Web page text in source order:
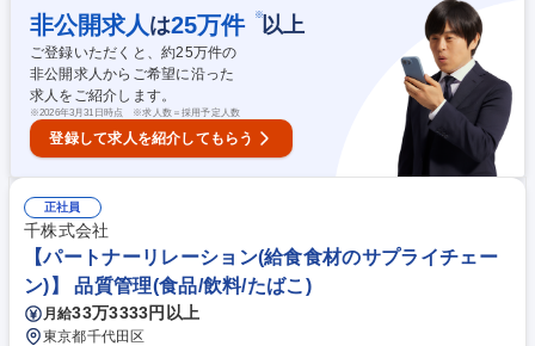
門・OEM先との折衝/弊社品質保証部門と連携 ◆入社後まずは、常温食品
開発の担当として、新商品開発や既存商品のブラッシュアップに向けて、
レシピ開発や配合決定し、各OEM先（日本国内 約5社）との折衝・管理な
どを主導いただきます。 募集職種 【美酢/常温食品開発課】ソース/常温食
品の開発担当(課長候補採用)
非公開求人 は25万件 ※以上
ご登録いただくと、約25万件の
非公開求人からご希望に沿った
求人をご紹介します。
※2026年3月31日時点 ※求人数＝採用予定人数
登録して求人を紹介してもらう
正社員
千株式会社
【パートナーリレーション(給食食材のサプライチェー
ン)】 品質管理(食品/飲料/たばこ)
月給33万3333円以上
東京都千代田区